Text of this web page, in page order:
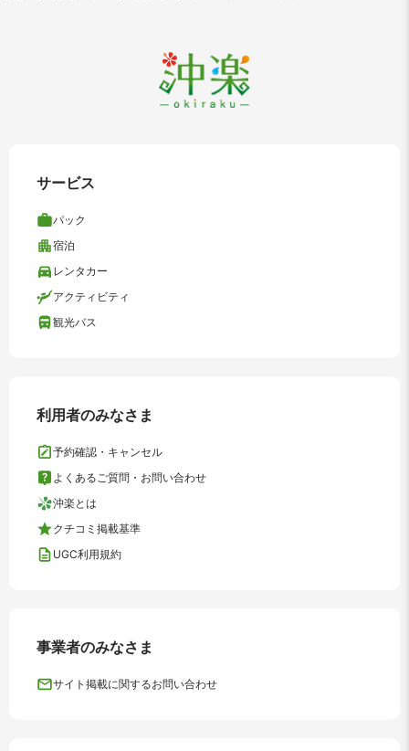
サービス
パック
宿泊
レンタカー
アクティビティ
観光バス
利用者のみなさま
予約確認・キャンセル
よくあるご質問・お問い合わせ
沖楽とは
クチコミ掲載基準
UGC利用規約
事業者のみなさま
サイト掲載に関するお問い合わせ